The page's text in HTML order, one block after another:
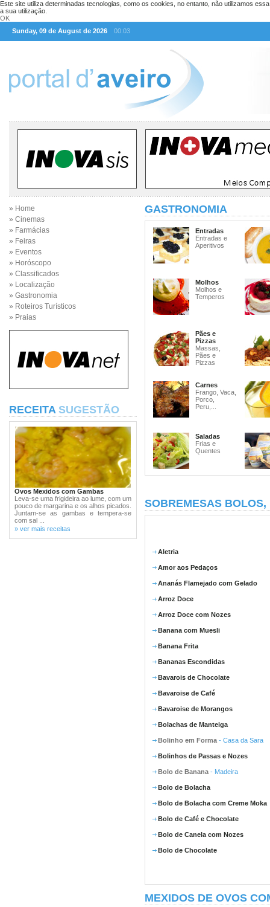
Este site utiliza determinadas tecnologias, como os cookies, no entanto, não utilizamos
a sua utilização.
OK
Sunday, 09 de August de 2026
00:03
» Home
» Cinemas
» Farmácias
» Feiras
» Eventos
» Horóscopo
» Classificados
» Localização
» Gastronomia
» Roteiros Turísticos
» Praias
RECEITA SUGESTÃO
Ovos Mexidos com Gambas
Leva-se uma frigideira ao lume, com um
pouco de margarina e os alhos picados.
Juntam-se as gambas e tempera-se
com sal ...
» ver mais receitas
GASTRONOMIA
Entradas
Entradas e
Aperitivos
Molhos
Molhos e
Temperos
Pães e
Pizzas
Massas,
Pães e
Pizzas
Carnes
Frango, Vaca,
Porco,
Peru,...
Saladas
Frias e
Quentes
SOBREMESAS
Aletria
Amor aos Pedaços
Ananás Flamejado com Gelado
Arroz Doce
Arroz Doce com Nozes
Banana com Muesli
Banana Frita
Bananas Escondidas
Bavarois de Chocolate
Bavaroise de Café
Bavaroise de Morangos
Bolachas de Manteiga
Bolinho em Forma - Casa da Sara
Bolinhos de Passas e Nozes
Bolo de Banana - Madeira
Bolo de Bolacha
Bolo de Bolacha com Creme Moka
Bolo de Café e Chocolate
Bolo de Canela com Nozes
Bolo de Chocolate
MEXIDOS DE OVOS